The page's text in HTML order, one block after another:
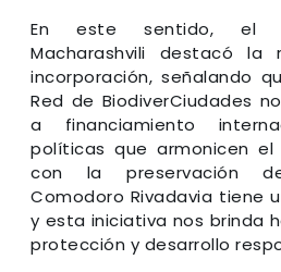
En este sentido, el
Macharashvili destacó la
incorporación, señalando
Red de BiodiverCiudades
a financiamiento
políticas que armonicen el
con la preservación
Comodoro Rivadavia tiene
y esta iniciativa nos brinda
protección y desarrollo